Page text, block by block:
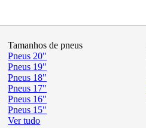
Tamanhos de pneus
Pneus 20"
Pneus 19"
Pneus 18"
Pneus 17"
Pneus 16"
Pneus 15"
Ver tudo